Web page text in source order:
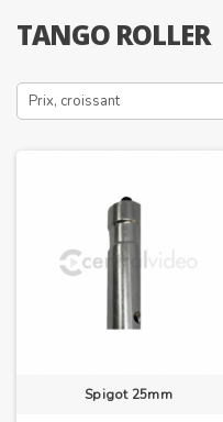
TANGO ROLLER
Prix, croissant
Spigot 25mm